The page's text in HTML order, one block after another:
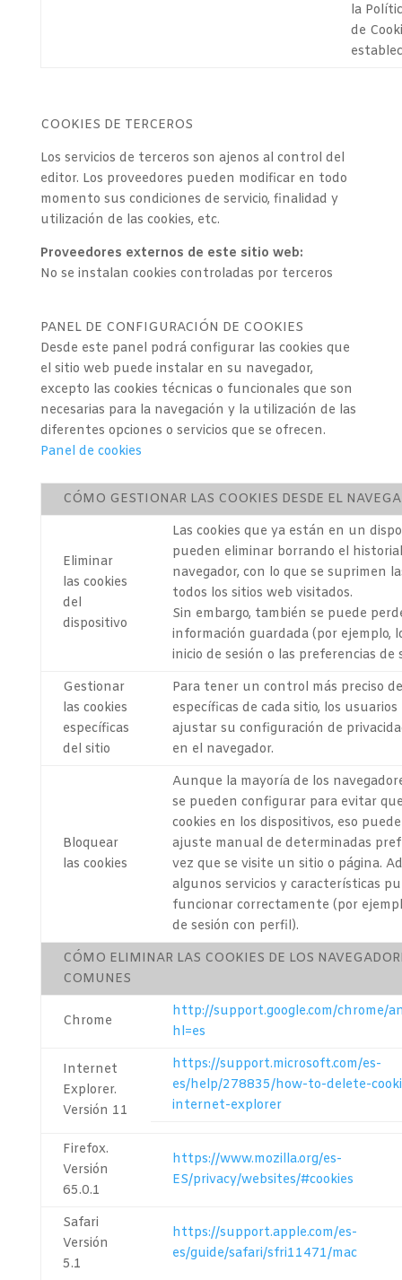
la
de
COOKIES DE TERCEROS
Los servicios de terceros son ajenos al control del
editor. Los proveedores pueden modificar en todo
momento sus condiciones de servicio, finalidad y
utilización de las cookies, etc.
Proveedores externos de este sitio web:
No se instalan cookies controladas por terceros
PANEL DE CONFIGURACIÓN DE COOKIES
Desde este panel podrá configurar las cookies que
el sitio web puede instalar en su navegador,
excepto las cookies técnicas o funcionales que son
necesarias para la navegación y la utilización de las
diferentes opciones o servicios que se ofrecen.
Panel de cookies
CÓMO GESTIONAR LAS COOKIES DESDE EL
Eliminar
las cookies
del
dispositivo
Las cookies que ya están en un
pueden eliminar borrando el
navegador, con lo que se suprimen
todos los sitios web visitados.
Sin embargo, también se puede
información guardada (por ejemplo,
inicio de sesión o las preferencias de
Gestionar
las cookies
específicas
del sitio
Para tener un control más preciso
específicas de cada sitio, los
ajustar su configuración de
en el navegador.
Bloquear
las cookies
Aunque la mayoría de los
se pueden configurar para evitar
cookies en los dispositivos, eso
ajuste manual de determinadas
vez que se visite un sitio o página.
algunos servicios y características
funcionar correctamente (por
de sesión con perfil).
CÓMO ELIMINAR LAS COOKIES DE LOS
COMUNES
Chrome
http://support.google.com/chrome/
hl=es
Internet
Explorer.
Versión 11
https://support.microsoft.com/es-
es/help/278835/how-to-delete-
internet-explorer
Firefox.
Versión
65.0.1
https://www.mozilla.org/es-
ES/privacy/websites/#cookies
Safari
Versión
5.1
https://support.apple.com/es-
es/guide/safari/sfri11471/mac